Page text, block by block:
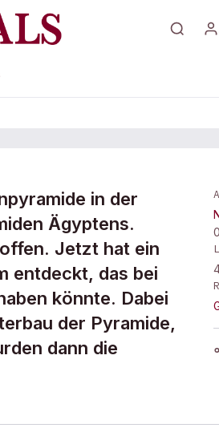
Bau
in der
Ägyptens.
Jetzt hat ein
entdeckt, das bei
könnte. Dabei
der Pyramide,
dann die